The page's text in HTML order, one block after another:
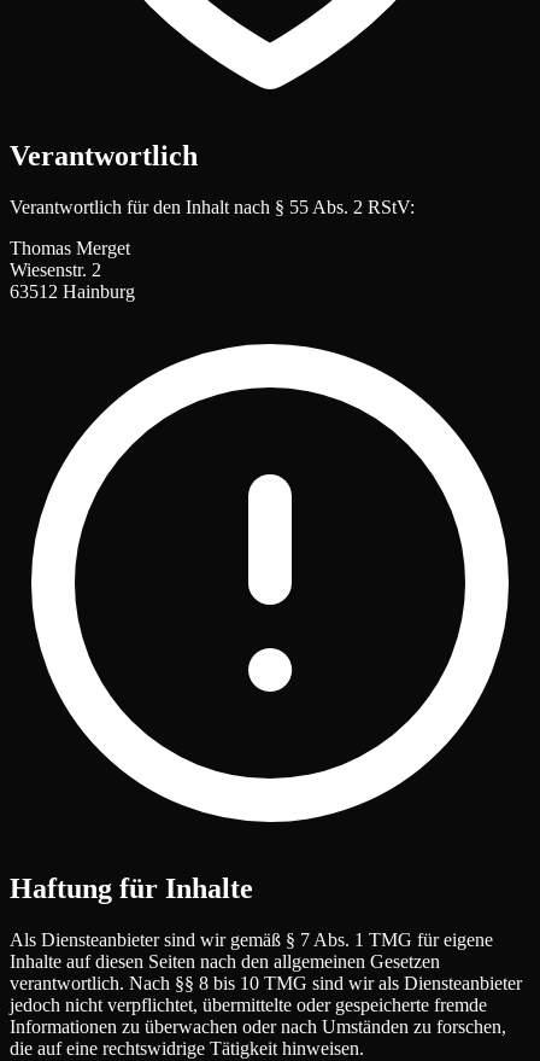
Verantwortlich
Verantwortlich für den Inhalt nach § 55 Abs. 2 RStV:
Thomas Merget
Wiesenstr. 2
63512 Hainburg
Haftung für Inhalte
Als Diensteanbieter sind wir gemäß § 7 Abs. 1 TMG für eigene
Inhalte auf diesen Seiten nach den allgemeinen Gesetzen
verantwortlich. Nach §§ 8 bis 10 TMG sind wir als Diensteanbieter
jedoch nicht verpflichtet, übermittelte oder gespeicherte fremde
Informationen zu überwachen oder nach Umständen zu forschen,
die auf eine rechtswidrige Tätigkeit hinweisen.